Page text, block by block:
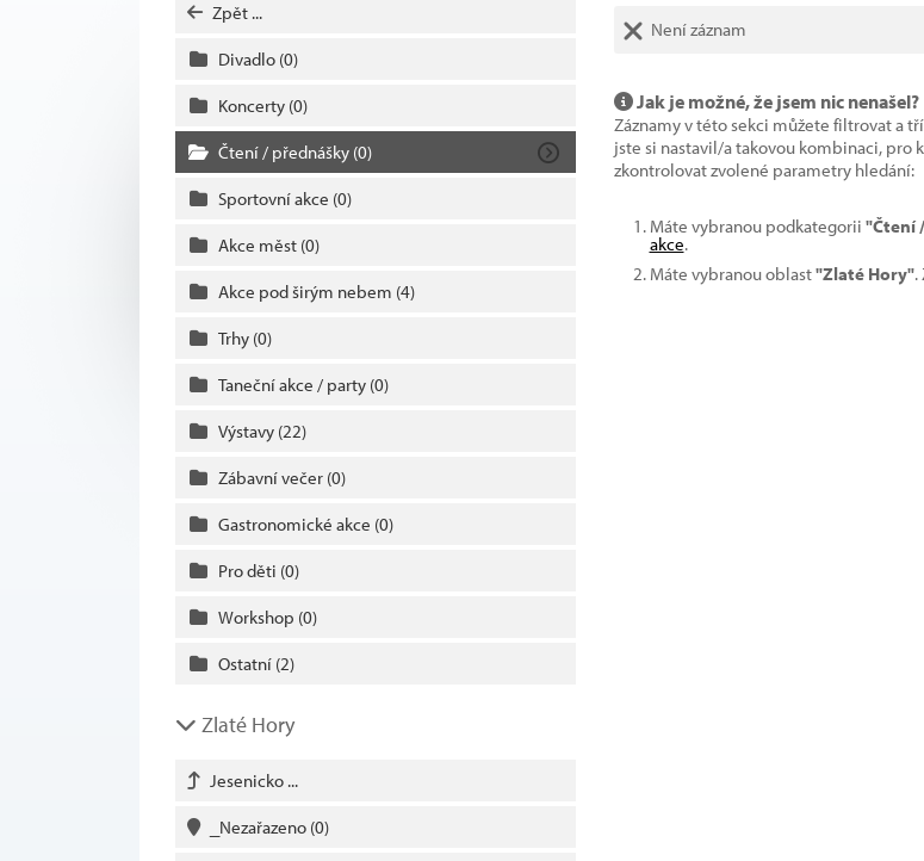
Zpět ...
Divadlo (0)
Koncerty (0)
Čtení / přednášky (0)
Sportovní akce (0)
Akce měst (0)
Akce pod širým nebem (4)
Trhy (0)
Taneční akce / party (0)
Výstavy (22)
Zábavní večer (0)
Gastronomické akce (0)
Pro děti (0)
Workshop (0)
Ostatní (2)
Zlaté Hory
Jesenicko ...
_Nezařazeno (0)
Není záznam
Jak je možné, že jsem nic nenašel?
Záznamy v této sekci můžete filtrovat a
jste si nastavil/a takovou kombinaci, pro
zkontrolovat zvolené parametry hledání:
Máte vybranou podkategorii "Čtení
akce.
Máte vybranou oblast"Zlaté Hory".